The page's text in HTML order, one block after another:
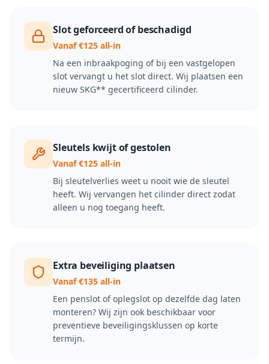
Slot geforceerd of beschadigd
Vanaf €125 all-in
Na een inbraakpoging of bij een vastgelopen
slot vervangt u het slot direct. Wij plaatsen een
nieuw SKG** gecertificeerd cilinder.
Sleutels kwijt of gestolen
Vanaf €125 all-in
Bij sleutelverlies weet u nooit wie de sleutel
heeft. Wij vervangen het cilinder direct zodat
alleen u nog toegang heeft.
Extra beveiliging plaatsen
Vanaf €135 all-in
Een penslot of oplegslot op dezelfde dag laten
monteren? Wij zijn ook beschikbaar voor
preventieve beveiligingsklussen op korte
termijn.